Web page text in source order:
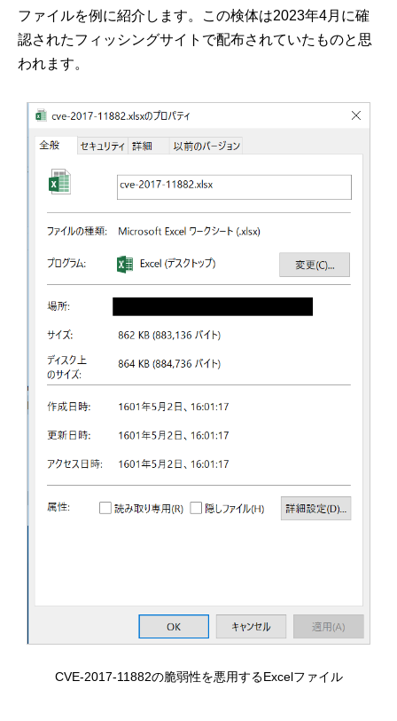
ファイルを例に紹介します。この検体は2023年4月に確
認されたフィッシングサイトで配布されていたものと思
われます。
CVE-2017-11882の脆弱性を悪用するExcelファイル